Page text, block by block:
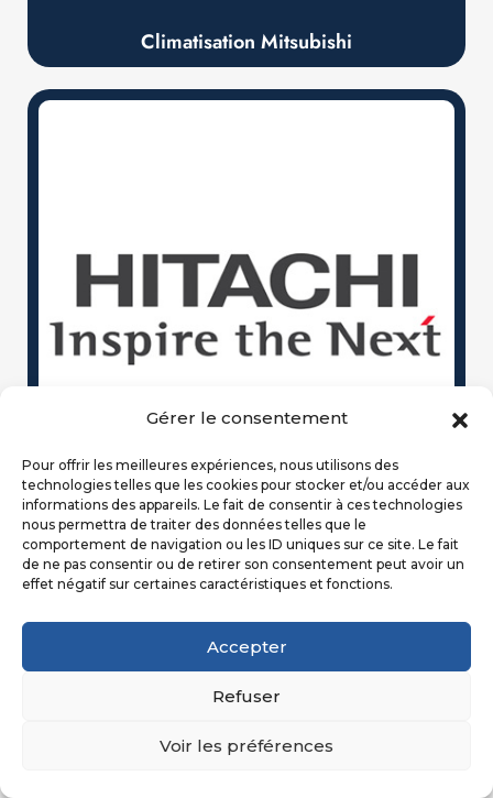
Gérer le consentement
Pour offrir les meilleures expériences, nous utilisons des
technologies telles que les cookies pour stocker et/ou accéder aux
informations des appareils. Le fait de consentir à ces technologies
nous permettra de traiter des données telles que le
comportement de navigation ou les ID uniques sur ce site. Le fait
de ne pas consentir ou de retirer son consentement peut avoir un
effet négatif sur certaines caractéristiques et fonctions.
Accepter
Refuser
Voir les préférences
Climatisation Mitsubishi
Climatisation HItachi